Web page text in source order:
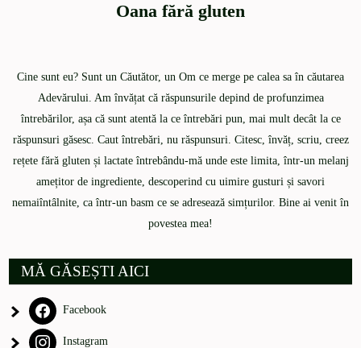
Oana fără gluten
Cine sunt eu? Sunt un Căutător, un Om ce merge pe calea sa în căutarea
Adevărului. Am învățat că răspunsurile depind de profunzimea
întrebărilor, așa că sunt atentă la ce întrebări pun, mai mult decât la ce
răspunsuri găsesc. Caut întrebări, nu răspunsuri. Citesc, învăț, scriu, creez
rețete fără gluten și lactate întrebându-mă unde este limita, într-un melanj
amețitor de ingrediente, descoperind cu uimire gusturi și savori
nemaiîntâlnite, ca într-un basm ce se adresează simțurilor. Bine ai venit în
povestea mea!
MĂ GĂSEȘTI AICI
Facebook
Instagram